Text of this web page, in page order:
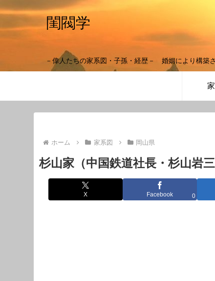
閨閥学
－偉人たちの家系図・子孫・経歴－ 婚姻により構築
ホーム 家系図 岡山県
杉山家（中国鉄道社長・杉山岩
X Facebook 0